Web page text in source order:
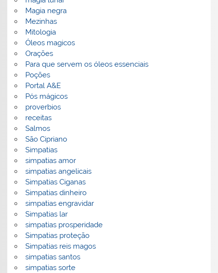
Magia negra
Mezinhas
Mitologia
Óleos magicos
Orações
Para que servem os óleos essenciais
Poções
Portal A&E
Pós mágicos
proverbios
receitas
Salmos
São Cipriano
Simpatias
simpatias amor
simpatias angelicais
Simpatias Ciganas
Simpatias dinheiro
simpatias engravidar
Simpatias lar
simpatias prosperidade
Simpatias proteção
Simpatias reis magos
simpatias santos
simpatias sorte